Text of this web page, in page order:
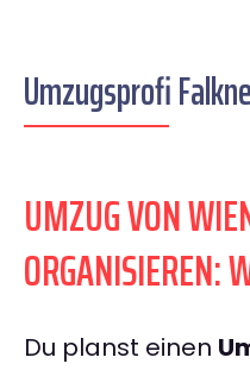
Umzugsprofi
UMZUG VON
ORGANISIEREN:
Du planst einen